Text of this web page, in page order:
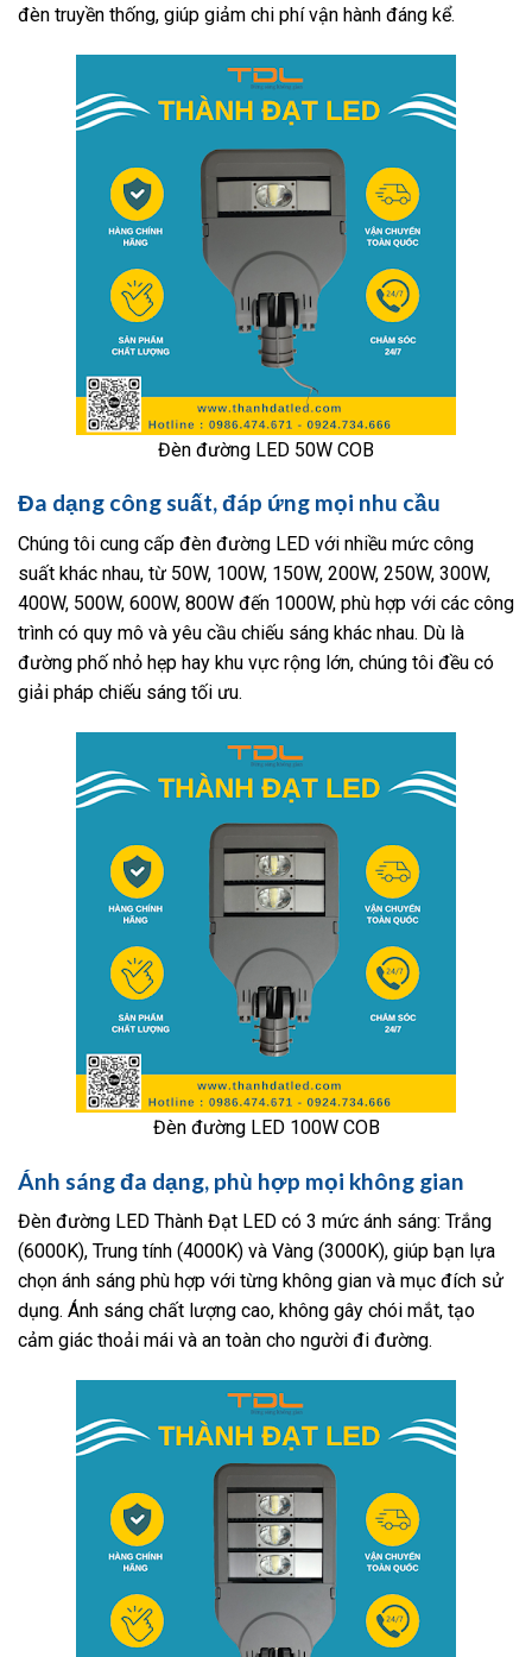
đèn truyền thống, giúp giảm chi phí vận hành đáng kể.
Đèn đường LED 50W COB
Đa dạng công suất, đáp ứng mọi nhu cầu
Chúng tôi cung cấp đèn đường LED với nhiều mức công
suất khác nhau, từ 50W, 100W, 150W, 200W, 250W, 300W,
400W, 500W, 600W, 800W đến 1000W, phù hợp với các công
trình có quy mô và yêu cầu chiếu sáng khác nhau. Dù là
đường phố nhỏ hẹp hay khu vực rộng lớn, chúng tôi đều có
giải pháp chiếu sáng tối ưu.
Đèn đường LED 100W COB
Ánh sáng đa dạng, phù hợp mọi không gian
Đèn đường LED Thành Đạt LED có 3 mức ánh sáng: Trắng
(6000K), Trung tính (4000K) và Vàng (3000K), giúp bạn lựa
chọn ánh sáng phù hợp với từng không gian và mục đích sử
dụng. Ánh sáng chất lượng cao, không gây chói mắt, tạo
cảm giác thoải mái và an toàn cho người đi đường.